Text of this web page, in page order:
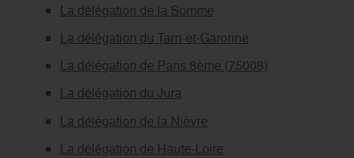
La délégation de la Somme
La délégation du Tarn-et-Garonne
La délégation de Paris 8ème (75008)
La délégation du Jura
La délégation de la Nièvre
La délégation de Haute-Loire